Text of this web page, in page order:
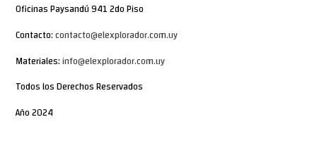
Oficinas Paysandú 941 2do Piso
Contacto:contacto@elexplorador.com.uy
Materiales:info@elexplorador.com.uy
Todos los Derechos Reservados
Año 2024